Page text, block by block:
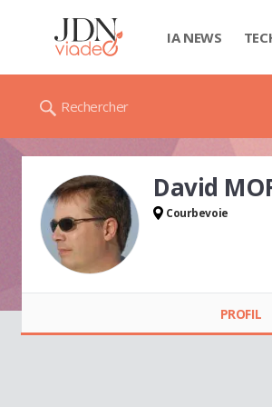
IA NEWS
Rechercher
David
Courbevoie
PROFIL